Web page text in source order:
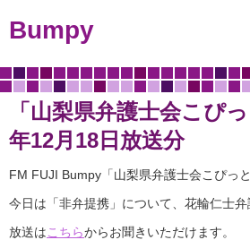
Bumpy
「山梨県弁護士会こぴ
年12月18日放送分
FM FUJI Bumpy「山梨県弁護士会こぴっ
今日は「非弁提携」について、花輪仁士弁
放送はこちらからお聞きいただけます。